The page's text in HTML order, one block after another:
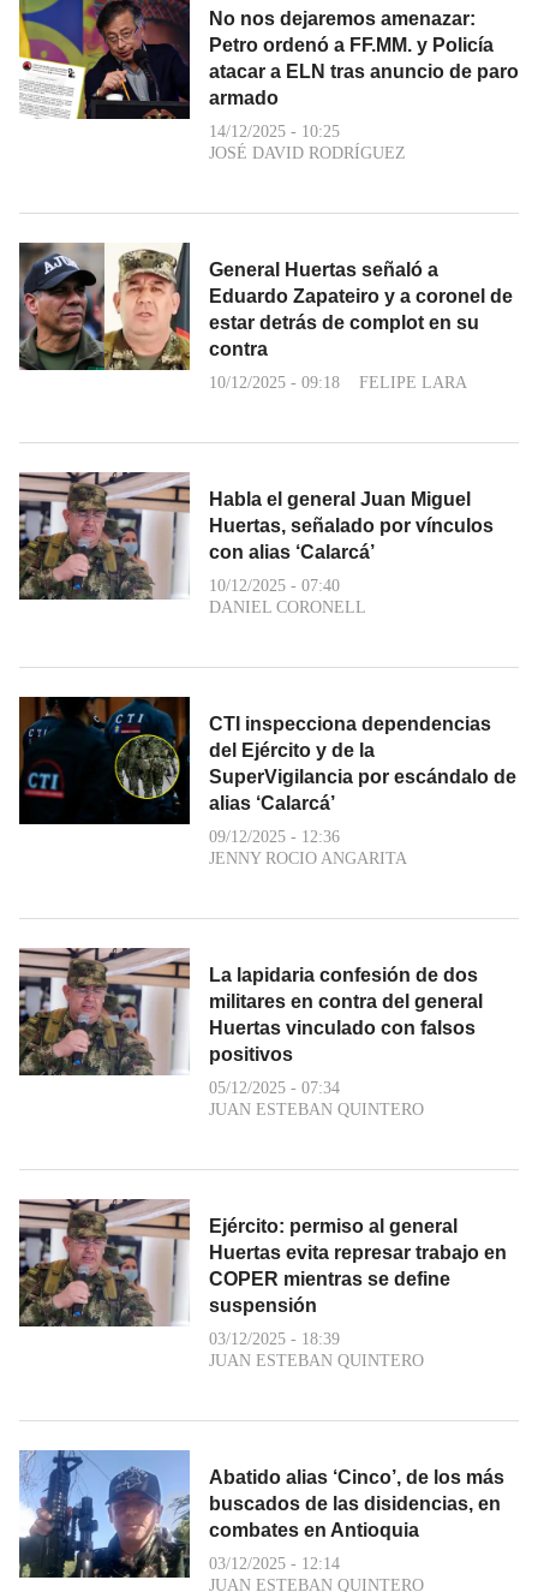
No nos dejaremos amenazar:
Petro ordenó a FF.MM. y Policía
atacar a ELN tras anuncio de paro
armado
14/12/2025 - 10:25
JOSÉ DAVID RODRÍGUEZ
General Huertas señaló a
Eduardo Zapateiro y a coronel de
estar detrás de complot en su
contra
10/12/2025 - 09:18 FELIPE LARA
Habla el general Juan Miguel
Huertas, señalado por vínculos
con alias ‘Calarcá’
10/12/2025 - 07:40
DANIEL CORONELL
CTI inspecciona dependencias
del Ejército y de la
SuperVigilancia por escándalo de
alias ‘Calarcá’
09/12/2025 - 12:36
JENNY ROCIO ANGARITA
La lapidaria confesión de dos
militares en contra del general
Huertas vinculado con falsos
positivos
05/12/2025 - 07:34
JUAN ESTEBAN QUINTERO
Ejército: permiso al general
Huertas evita represar trabajo en
COPER mientras se define
suspensión
03/12/2025 - 18:39
JUAN ESTEBAN QUINTERO
Abatido alias ‘Cinco’, de los más
buscados de las disidencias, en
combates en Antioquia
03/12/2025 - 12:14
JUAN ESTEBAN QUINTERO